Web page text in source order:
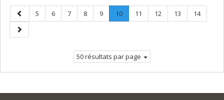
Page
précédente
Page
5 Page
6 Page
7 Page
8 Page
9 Page
10.
Page
Page
11 Page
12 Page
13 Page
14
Page
suivante
50 résultats par page